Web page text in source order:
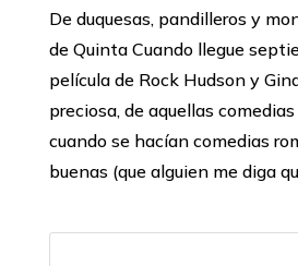
De duquesas, pandilleros y
de Quinta Cuando llegue
película de Rock Hudson y
preciosa, de aquellas
cuando se hacían comedias
buenas (que alguien me diga